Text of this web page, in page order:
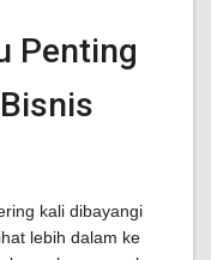
Penting
kali dibayangi
lebih dalam ke